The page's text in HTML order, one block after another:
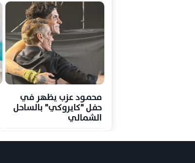
محمود عزب يظهر في
حفل "كايروكي" بالساحل
الشمالي